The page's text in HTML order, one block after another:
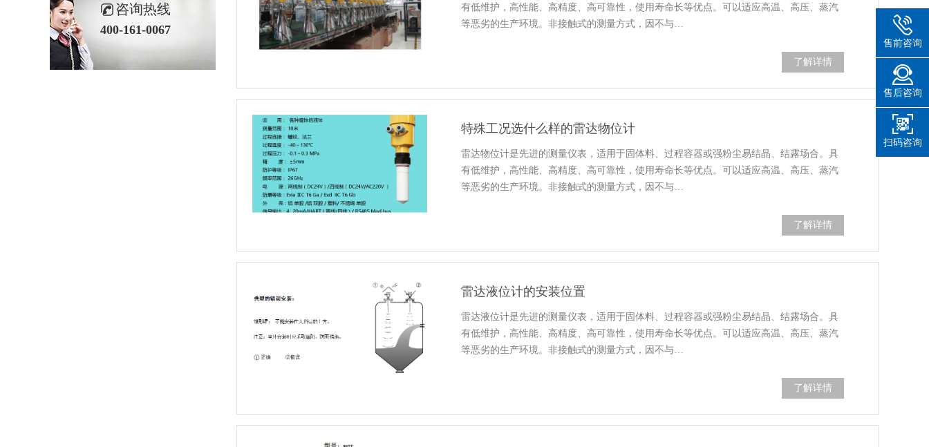
咨询热线
400-161-0067
有低维护，高性能、高精度、高可靠性，使用寿命长等优点。可以适应高温、高压、蒸汽
等恶劣的生产环境。非接触式的测量方式，因不与…
了解详情
特殊工况选什么样的雷达物位计
雷达物位计是先进的测量仪表，适用于固体料、过程容器或强粉尘易结晶、结露场合。具
有低维护，高性能、高精度、高可靠性，使用寿命长等优点。可以适应高温、高压、蒸汽
等恶劣的生产环境。非接触式的测量方式，因不与…
了解详情
雷达液位计的安装位置
雷达液位计是先进的测量仪表，适用于固体料、过程容器或强粉尘易结晶、结露场合。具
有低维护，高性能、高精度、高可靠性，使用寿命长等优点。可以适应高温、高压、蒸汽
等恶劣的生产环境。非接触式的测量方式，因不与…
了解详情
售前咨询
售后咨询
扫码咨询